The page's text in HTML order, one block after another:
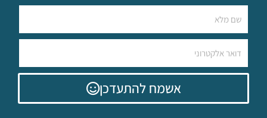
אשמח להתעדכן